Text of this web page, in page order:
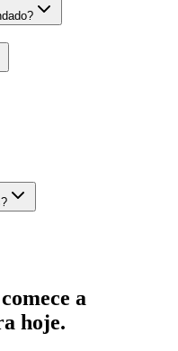
a
hoje.